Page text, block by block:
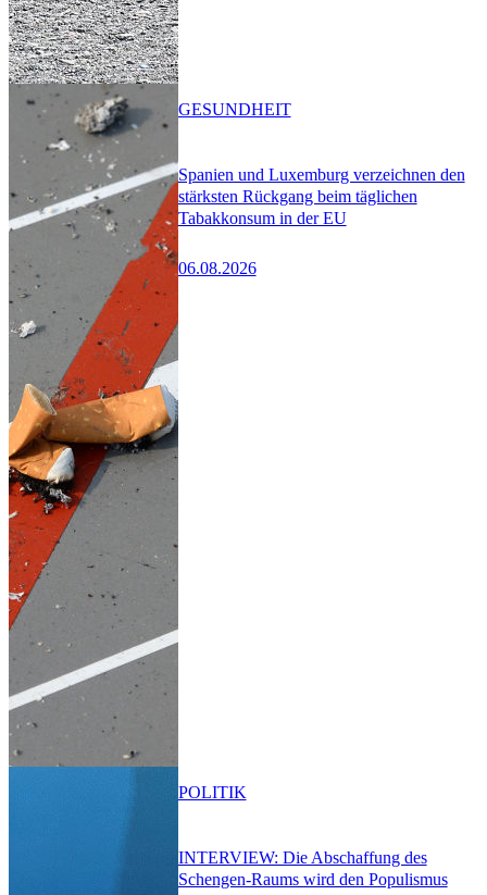
Spanien und Luxemburg verzeichnen den
stärksten Rückgang beim täglichen
Tabakkonsum in der EU
06.08.2026
GESUNDHEIT
INTERVIEW: Die Abschaffung des
Schengen-Raums wird den Populismus
POLITIK